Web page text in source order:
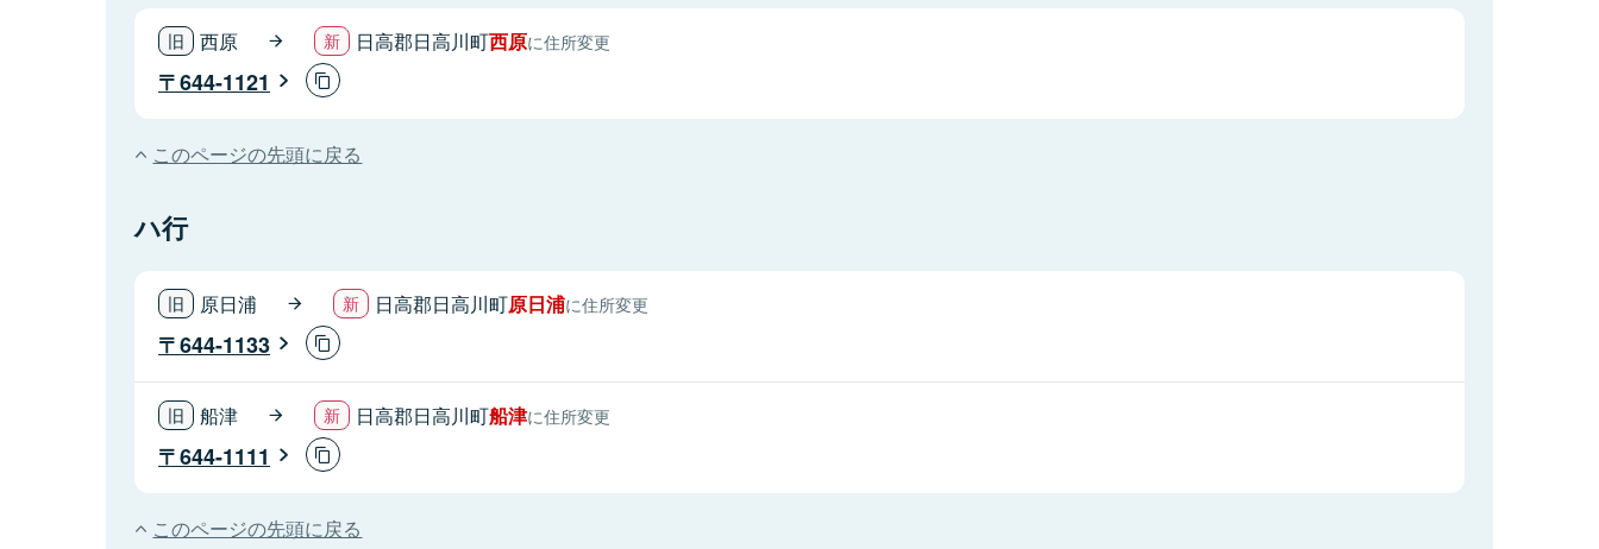
西原 日高郡日高川町西原に住所変更
644-1121
このページの先頭に戻る
ハ行
原日浦 日高郡日高川町原日浦に住所変更
644-1133
船津 日高郡日高川町船津に住所変更
644-1111
このページの先頭に戻る